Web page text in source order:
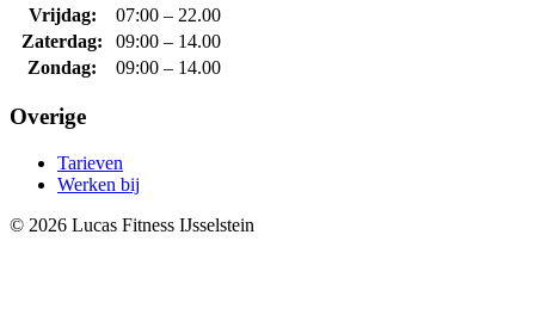
Vrijdag:
07:00 – 22.00
Zaterdag:
09:00 – 14.00
Zondag:
09:00 – 14.00
Overige
Tarieven
Werken bij
© 2026 Lucas Fitness IJsselstein